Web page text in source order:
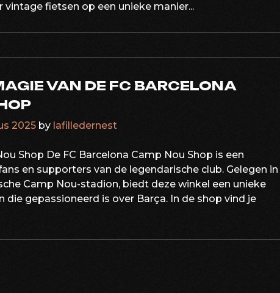
vintage fietsen op een unieke manier...
VAN DE FC BARCELONA
2025 by lafilledernest
Shop De FC Barcelona Camp Nou Shop is een
en supporters van de legendarische club. Gelegen in
Camp Nou-stadion, biedt deze winkel een unieke
die gepassioneerd is over Barça. In de shop vind je